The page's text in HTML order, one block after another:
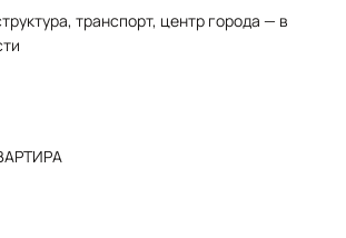
транспорт, центр города — в